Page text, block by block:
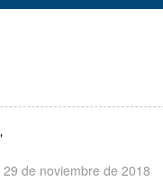
29 de noviembre de 2018